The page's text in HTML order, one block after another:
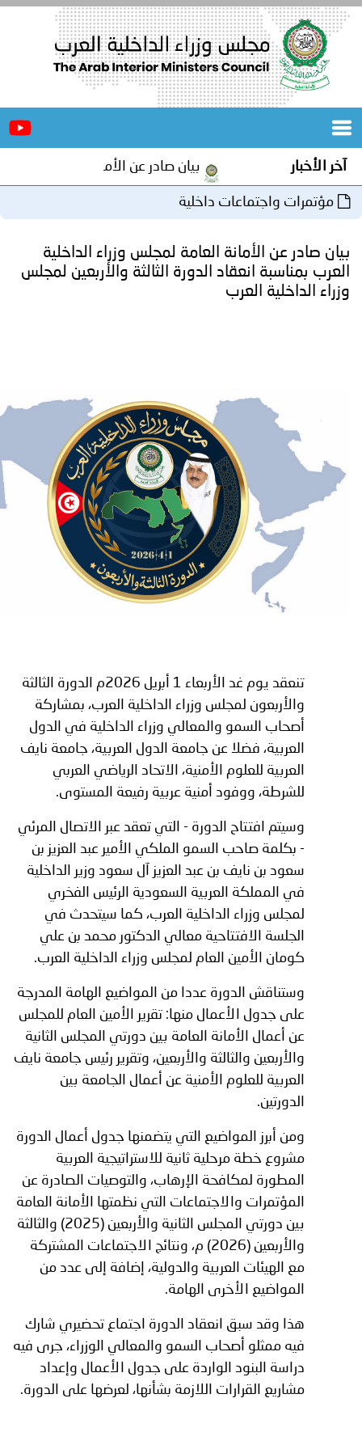
الرئيسية
المجلس
مؤتمرات
و
جهود
الإلكترونية
وفيديو
مجلة
الأمانة
من
نحن
اتصل
بيان صادر عن الأمانة العامة لمجلس وزراء
واجتماعات داخلية
عن الأمانة العامة لمجلس وزراء الداخلية
انعقاد الدورة الثالثة والأربعين لمجلس
العرب
تنعقد يوم غد الأربعاء 1 أبريل 2026م الدورة الثالثة
والأربعون لمجلس وزراء الداخلية العرب، بمشاركة
أصحاب السمو والمعالي وزراء الداخلية في الدول
العربية، فضلا عن جامعة الدول العربية، جامعة نايف
العربية للعلوم الأمنية، الاتحاد الرياضي العربي
للشرطة، ووفود أمنية عربية رفيعة المستوى.
وسيتم افتتاح الدورة - التي تعقد عبر الاتصال المرئي
- بكلمة صاحب السمو الملكي الأمير عبد العزيز بن
سعود بن نايف بن عبد العزيز آل سعود وزير الداخلية
في المملكة العربية السعودية الرئيس الفخري
لمجلس وزراء الداخلية العرب، كما سيتحدث في
الجلسة الافتتاحية معالي الدكتور محمد بن علي
كومان الأمين العام لمجلس وزراء الداخلية العرب.
وستناقش الدورة عددا من المواضيع الهامة المدرجة
على جدول الأعمال منها: تقرير الأمين العام للمجلس
عن أعمال الأمانة العامة بين دورتي المجلس الثانية
والأربعين والثالثة والأربعين، وتقرير رئيس جامعة نايف
العربية للعلوم الأمنية عن أعمال الجامعة بين
ومن أبرز المواضيع التي يتضمنها جدول أعمال الدورة
مشروع خطة مرحلية ثانية للاستراتيجية العربية
المطورة لمكافحة الإرهاب، والتوصيات الصادرة عن
المؤتمرات والاجتماعات التي نظمتها الأمانة العامة
بين دورتي المجلس الثانية والأربعين (2025) والثالثة
والأربعين (2026) م، ونتائج الاجتماعات المشتركة
مع الهيئات العربية والدولية، إضافة إلى عدد من
المواضيع الأخرى الهامة.
هذا وقد سبق انعقاد الدورة اجتماع تحضيري شارك
فيه ممثلو أصحاب السمو والمعالي الوزراء، جرى فيه
دراسة البنود الواردة على جدول الأعمال وإعداد
مشاريع القرارات اللازمة بشأنها، لعرضها على الدورة.